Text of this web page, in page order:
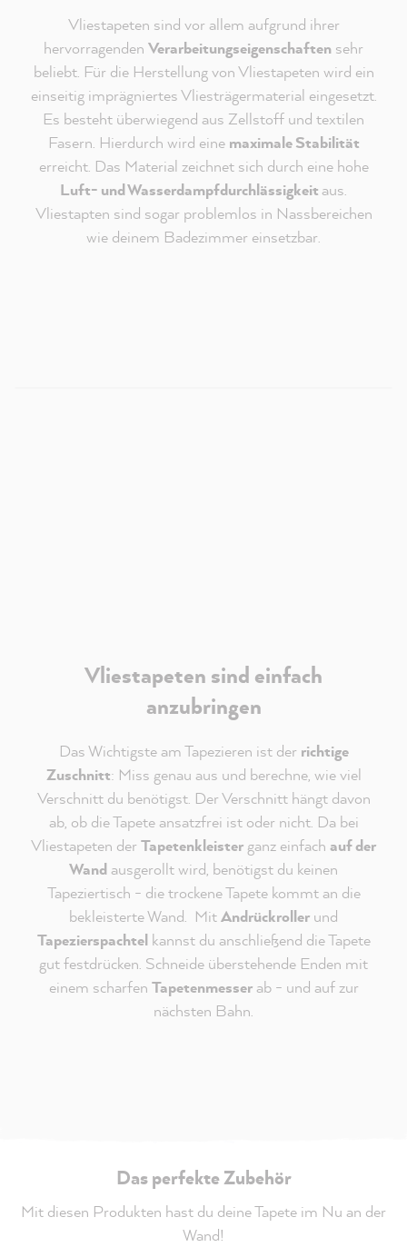
Vliestapeten sind vor allem aufgrund ihrer
hervorragenden Verarbeitungseigenschaften sehr
beliebt. Für die Herstellung von Vliestapeten wird ein
einseitig imprägniertes Vliesträgermaterial eingesetzt.
Es besteht überwiegend aus Zellstoff und textilen
Fasern. Hierdurch wird eine maximale Stabilität
erreicht. Das Material zeichnet sich durch eine hohe
Luft- und Wasserdampfdurchlässigkeit aus.
Vliestapten sind sogar problemlos in Nassbereichen
wie deinem Badezimmer einsetzbar.
Vliestapeten sind einfach
anzubringen
Das Wichtigste am Tapezieren ist der richtige
Zuschnitt: Miss genau aus und berechne, wie viel
Verschnitt du benötigst. Der Verschnitt hängt davon
ab, ob die Tapete ansatzfrei ist oder nicht. Da bei
Vliestapeten der Tapetenkleister ganz einfach auf der
Wand ausgerollt wird, benötigst du keinen
Tapeziertisch - die trockene Tapete kommt an die
bekleisterte Wand. MitAndrückroller und
Tapezierspachtelkannst du anschließend die Tapete
gut festdrücken. Schneide überstehende Enden mit
einem scharfen Tapetenmesserab - und auf zur
nächsten Bahn.
Redaktioneller Inhalt vom
Das perfekte Zubehör
Mit diesen Produkten hast du deine Tapete im Nu an der
Wand!